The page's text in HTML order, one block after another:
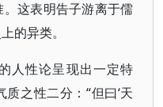
这表明告子游离于儒
的异类。
人性论呈现出一定特
之性二分：“但曰‘天